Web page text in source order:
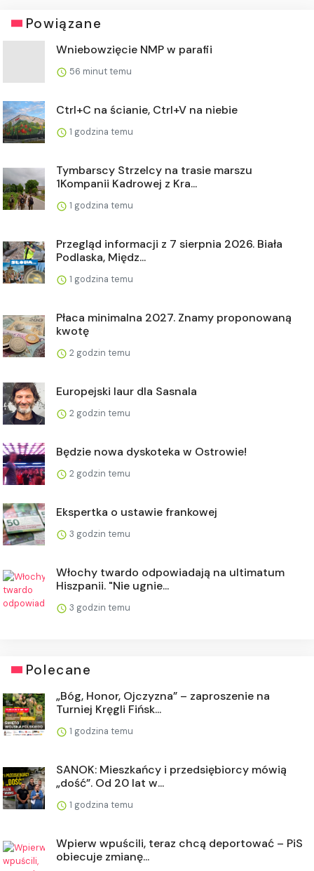
Powiązane
Wniebowzięcie NMP w parafii
56 minut temu
Ctrl+C na ścianie, Ctrl+V na niebie
1 godzina temu
Tymbarscy Strzelcy na trasie marszu
1Kompanii Kadrowej z Kra...
1 godzina temu
Przegląd informacji z 7 sierpnia 2026. Biała
Podlaska, Międz...
1 godzina temu
Płaca minimalna 2027. Znamy proponowaną
kwotę
2 godzin temu
Europejski laur dla Sasnala
2 godzin temu
Będzie nowa dyskoteka w Ostrowie!
2 godzin temu
Ekspertka o ustawie frankowej
3 godzin temu
Włochy twardo odpowiadają na ultimatum
Hiszpanii. "Nie ugnie...
3 godzin temu
Polecane
„Bóg, Honor, Ojczyzna” – zaproszenie na
Turniej Kręgli Fińsk...
1 godzina temu
SANOK: Mieszkańcy i przedsiębiorcy mówią
„dość”. Od 20 lat w...
1 godzina temu
Wpierw wpuścili, teraz chcą deportować – PiS
obiecuje zmianę...